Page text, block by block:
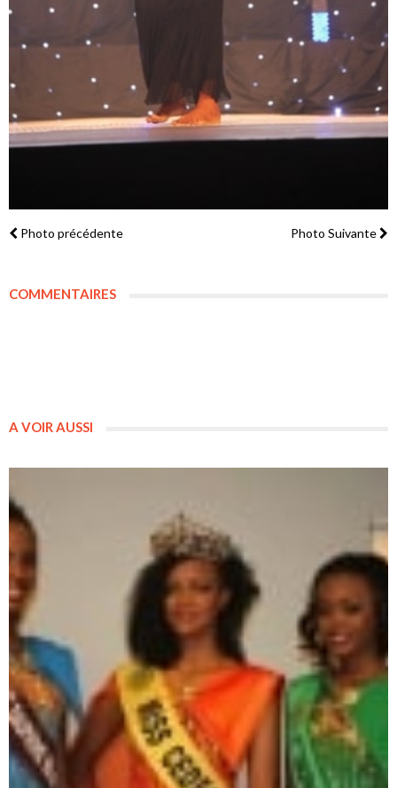
Photo précédente Photo Suivante
COMMENTAIRES
A VOIR AUSSI